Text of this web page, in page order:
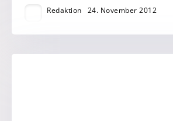
Redaktion 24. November 2012